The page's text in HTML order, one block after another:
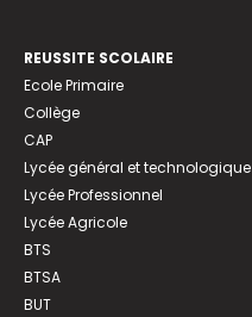
REUSSITE SCOLAIRE
Ecole Primaire
Collège
CAP
Lycée général et technologique
Lycée Professionnel
Lycée Agricole
BTS
BTSA
BUT